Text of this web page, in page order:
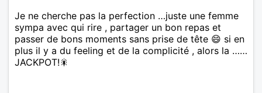
Je ne cherche pas la perfection …juste une femme
sympa avec qui rire , partager un bon repas et
passer de bons moments sans prise de tête 😄 si en
plus il y a du feeling et de la complicité , alors la ……
JACKPOT!🎇